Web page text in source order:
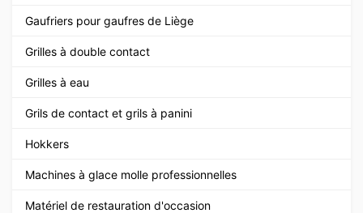
Gaufriers pour gaufres de Liège
Grilles à double contact
Grilles à eau
Grils de contact et grils à panini
Hokkers
Machines à glace molle professionnelles
Matériel de restauration d'occasion